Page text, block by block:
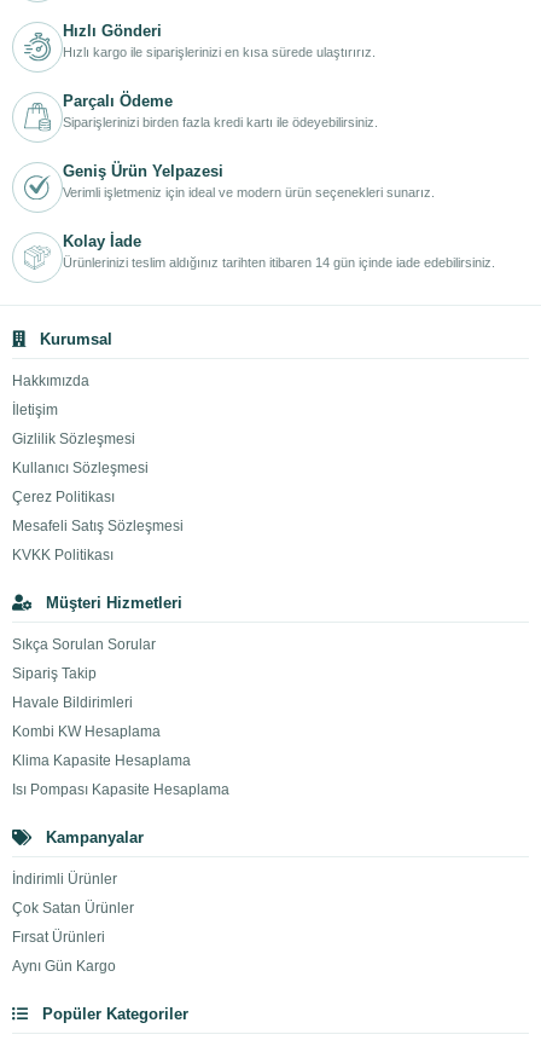
Hızlı Gönderi
Hızlı kargo ile siparişlerinizi en kısa sürede ulaştırırız.
Parçalı Ödeme
Siparişlerinizi birden fazla kredi kartı ile ödeyebilirsiniz.
Geniş Ürün Yelpazesi
Verimli işletmeniz için ideal ve modern ürün seçenekleri sunarız.
Kolay İade
Ürünlerinizi teslim aldığınız tarihten itibaren 14 gün içinde iade edebilirsiniz.
Kurumsal
Hakkımızda
İletişim
Gizlilik Sözleşmesi
Kullanıcı Sözleşmesi
Çerez Politikası
Mesafeli Satış Sözleşmesi
KVKK Politikası
Müşteri Hizmetleri
Sıkça Sorulan Sorular
Sipariş Takip
Havale Bildirimleri
Kombi KW Hesaplama
Klima Kapasite Hesaplama
Isı Pompası Kapasite Hesaplama
Kampanyalar
İndirimli Ürünler
Çok Satan Ürünler
Fırsat Ürünleri
Aynı Gün Kargo
Popüler Kategoriler